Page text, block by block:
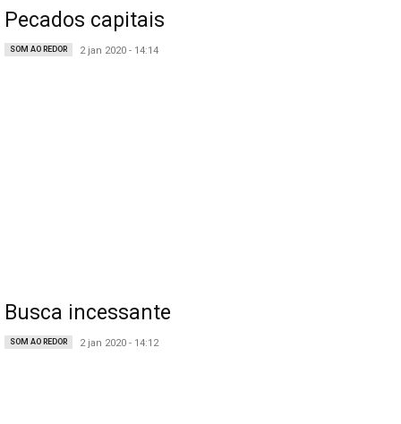
Pecados capitais
SOM AO REDOR 2 jan 2020 - 14:14
Busca incessante
SOM AO REDOR 2 jan 2020 - 14:12